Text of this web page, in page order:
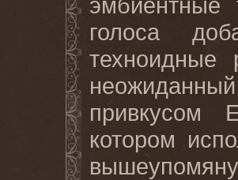
голоса
привкусом
котором